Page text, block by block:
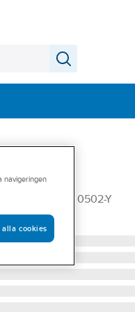
Vit
L:4400 MM VIT 0502-Y
navigeringen
alla cookies